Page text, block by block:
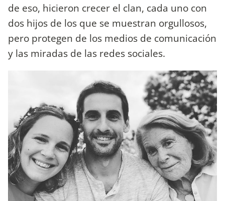
de eso, hicieron crecer el clan, cada uno con
dos hijos de los que se muestran orgullosos,
pero protegen de los medios de comunicación
y las miradas de las redes sociales.